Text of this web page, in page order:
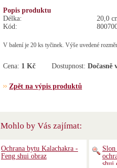
Popis produktu
Délka:
20,0
Kód:
V balení je 20 ks tyčinek. Výše uvedené
Cena: 1 Kč Dostupnost: Dočasně
Zpět na výpis produktů
Mohlo by Vás zajímat:
Ochrana bytu Kalachakra -
Feng shui obraz
Slon
shui